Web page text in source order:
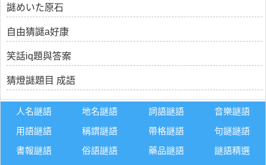
謎めいた原石
自由猜謎a好康
笑話iq題與答案
猜燈謎題目 成語
人名謎語 地名謎語 詞語謎語
音樂謎語
用語謎語
稱謂謎語 帶格謎語
句謎謎語
書報謎語
俗語謎語 藥品謎語 謎語精選